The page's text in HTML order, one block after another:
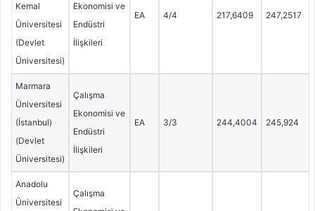
Kemal
Üniversitesi
(Devlet
Üniversitesi)
Ekonomisi ve
Endüstri
İlişkileri
EA 4/4 217,6409 247,2517
Marmara
Üniversitesi
(İstanbul)
(Devlet
Üniversitesi)
Çalışma
Ekonomisi ve
Endüstri
İlişkileri
EA 3/3 244,4004 245,924
Anadolu
Üniversitesi
Çalışma